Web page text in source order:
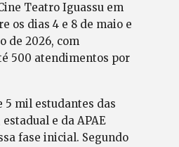
Teatro Iguassu em
os dias 4 e 8 de maio e
de 2026, com
500 atendimentos por
5 mil estudantes das
e da APAE
fase inicial. Segundo